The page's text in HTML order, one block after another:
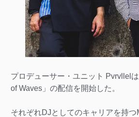
プロデューサー・ユニット Pvrvllel
of Waves」の配信を開始した。
それぞれDJとしてのキャリアを持つ